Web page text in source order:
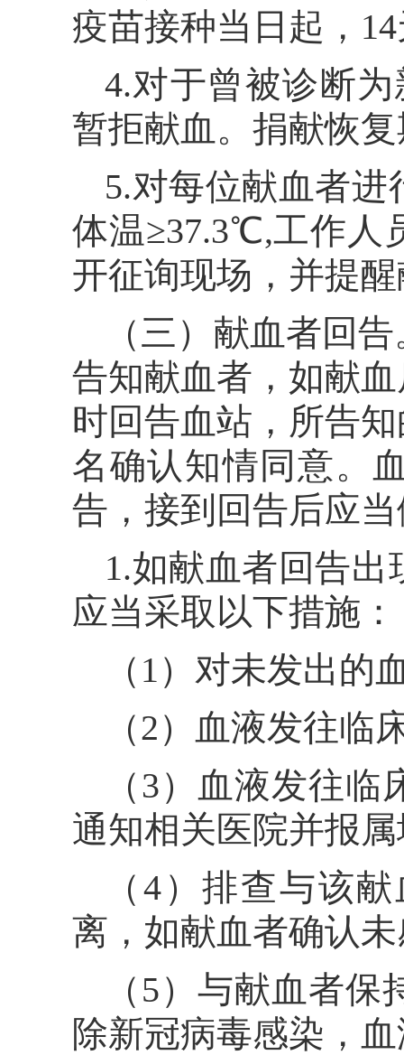
疫苗接种当日起，
4.对于曾被诊断
暂拒献血。捐献恢
5.对每位献血者
体温≥37.3℃,工作人
开征询现场，并提
（三）献血者回
告知献血者，如献
时回告血站，所告
名确认知情同意。
告，接到回告后应
1.如献血者回告
应当采取以下措施：
（1）对未发出的
（2）血液发往临
（3）血液发往
通知相关医院并报
（4）排查与该
离，如献血者确认
（5）与献血者
除新冠病毒感染，